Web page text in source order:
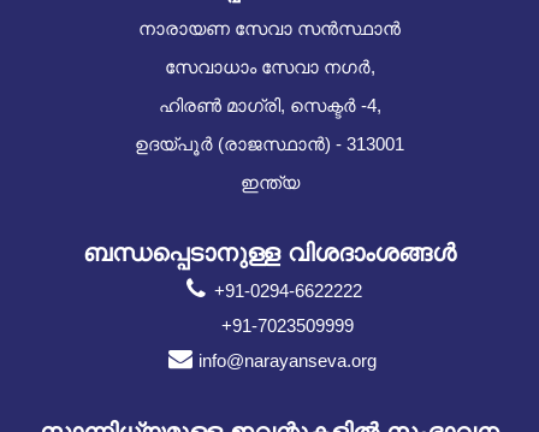
നാരായണ സേവാ സൻസ്ഥാൻ
സേവാധാം സേവാ നഗർ,
ഹിരൺ മാഗ്രി, സെക്ടർ -4,
ഉദയ്പൂർ (രാജസ്ഥാൻ) - 313001
ഇന്ത്യ
ബന്ധപ്പെടാനുള്ള വിശദാംശങ്ങൾ
+91-0294-6622222
+91-7023509999
info@narayanseva.org